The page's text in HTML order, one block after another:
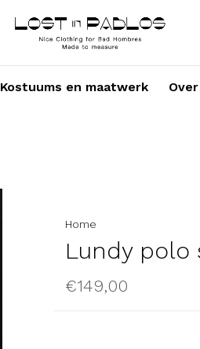
Kostuums en maatwerk
Home
Lundy polo
€149,00